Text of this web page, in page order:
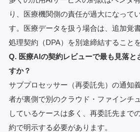
り、医療機関側の責任が過大になって
す。医療データを扱う場合は、追加覚
処理契約（DPA）を別途締結すること
Q. 医療AIの契約レビューで最も見落と
すか？
サブプロセッサー（再委託先）の通知
者が裏側で別のクラウド・ファインチ
しているケースは多く、再委託先まで
約で明示する必要があります。